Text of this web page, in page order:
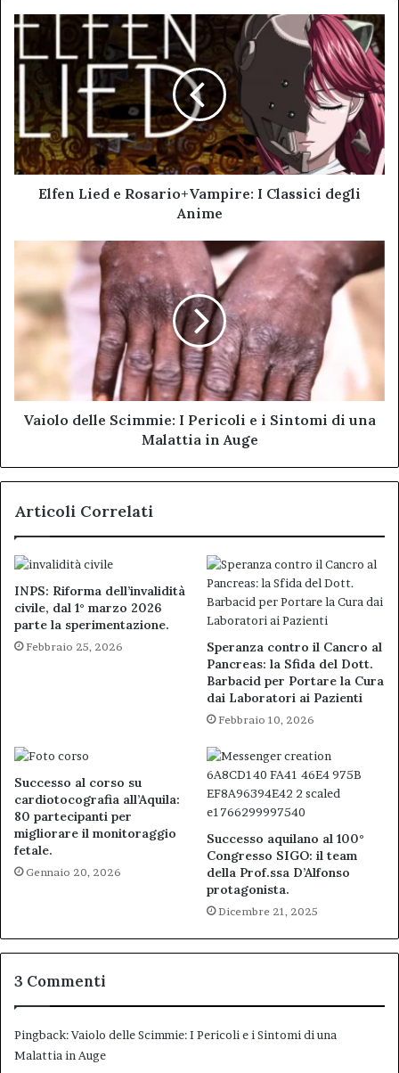
Elfen
e
Rosario+Vampire:
I
Classici
degli
Anime
Elfen Lied e Rosario+Vampire: I Classici degli
Anime
Vaiolo
delle
Scimmie:
I
Pericoli
di
una
Vaiolo delle Scimmie: I Pericoli e i Sintomi di una
Malattia in Auge
Articoli Correlati
INPS: Riforma dell’invalidità
civile, dal 1° marzo 2026
parte la sperimentazione.
Febbraio 25, 2026
Speranza contro il Cancro al
Pancreas: la Sfida del Dott.
Barbacid per Portare la Cura
dai Laboratori ai Pazienti
Febbraio 10, 2026
Successo al corso su
cardiotocografia all’Aquila:
80 partecipanti per
migliorare il monitoraggio
fetale.
Gennaio 20, 2026
Successo aquilano al 100°
Congresso SIGO: il team
della Prof.ssa D’Alfonso
protagonista.
Dicembre 21, 2025
3 Commenti
Pingback:Vaiolo delle Scimmie: I Pericoli e i Sintomi di una
Malattia in Auge